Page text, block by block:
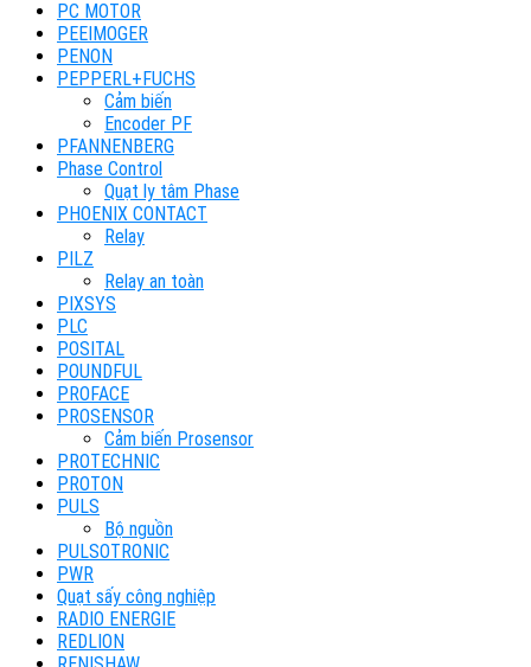
PC MOTOR
PEEIMOGER
PENON
PEPPERL+FUCHS
Cảm biến
Encoder PF
PFANNENBERG
Phase Control
Quạt ly tâm Phase
PHOENIX CONTACT
Relay
PILZ
Relay an toàn
PIXSYS
PLC
POSITAL
POUNDFUL
PROFACE
PROSENSOR
Cảm biến Prosensor
PROTECHNIC
PROTON
PULS
Bộ nguồn
PULSOTRONIC
PWR
Quạt sấy công nghiệp
RADIO ENERGIE
REDLION